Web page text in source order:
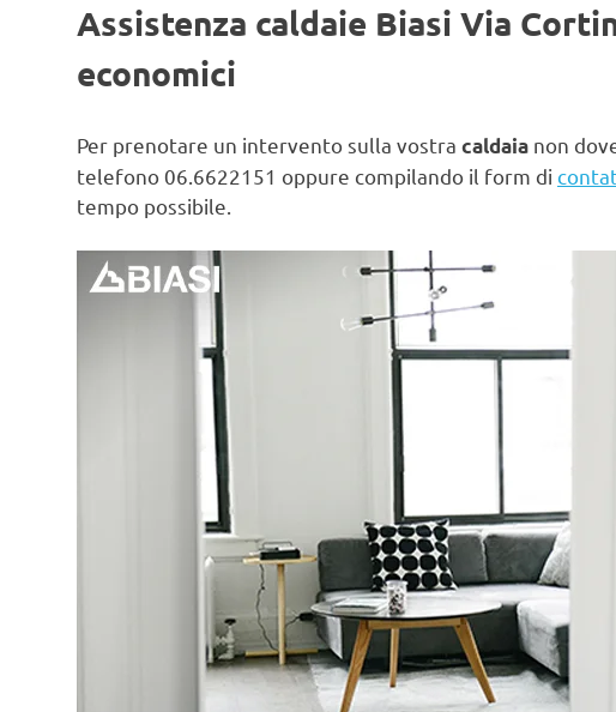
Assistenza caldaie Biasi Via
economici
Per prenotare un intervento sulla vostra caldaia non
telefono 06.6622151 oppure compilando il form di
tempo possibile.